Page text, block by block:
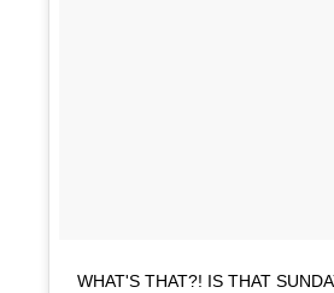
WHAT'S THAT?! IS THAT